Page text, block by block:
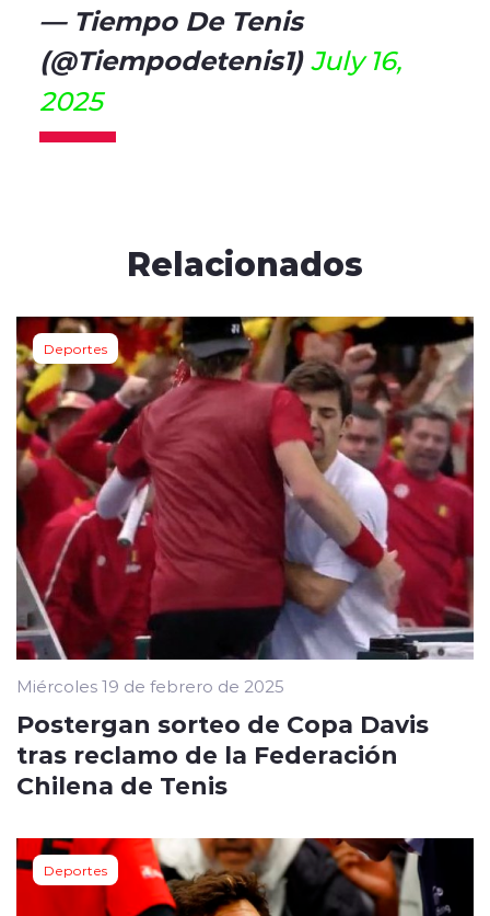
— Tiempo De Tenis
(@Tiempodetenis1)July 16,
2025
Relacionados
Deportes
Miércoles 19 de febrero de 2025
Postergan sorteo de Copa Davis
tras reclamo de la Federación
Chilena de Tenis
Deportes